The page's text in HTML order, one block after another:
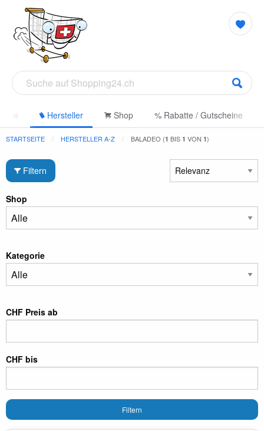
Hersteller Shop % Rabatte / Gutscheine
STARTSEITE HERSTELLER A-Z BALADEO (1 BIS 1 VON 1)
Filtern
Shop
Kategorie
CHF Preis ab
CHF bis
Filtern